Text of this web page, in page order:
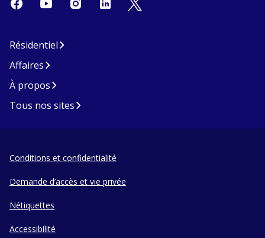
Résidentiel
Affaires
À propos
Tous nos sites
Conditions et confidentialité
Demande d’accès et vie privée
Nétiquettes
Accessibilité